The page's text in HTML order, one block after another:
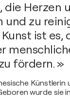
die Herzen
und zu
ist es,
fördern. »
Künstlerin
wurde sie